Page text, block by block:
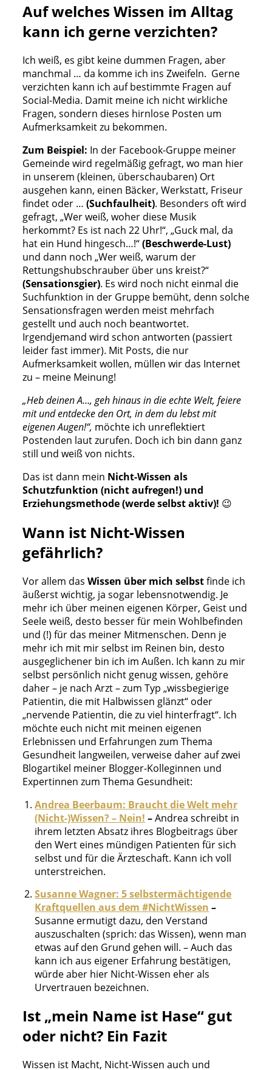
Auf welches Wissen im Alltag
kann ich gerne verzichten?
Ich weiß, es gibt keine dummen Fragen, aber
manchmal … da komme ich ins Zweifeln. Gerne
verzichten kann ich auf bestimmte Fragen auf
Social-Media. Damit meine ich nicht wirkliche
Fragen, sondern dieses hirnlose Posten um
Aufmerksamkeit zu bekommen.
Zum Beispiel: In der Facebook-Gruppe meiner
Gemeinde wird regelmäßig gefragt, wo man hier
in unserem (kleinen, überschaubaren) Ort
ausgehen kann, einen Bäcker, Werkstatt, Friseur
findet oder … (Suchfaulheit). Besonders oft wird
gefragt, „Wer weiß, woher diese Musik
herkommt? Es ist nach 22 Uhr!“, „Guck mal, da
hat ein Hund hingesch…!“(Beschwerde-Lust)
und dann noch „Wer weiß, warum der
Rettungshubschrauber über uns kreist?“
(Sensationsgier). Es wird noch nicht einmal die
Suchfunktion in der Gruppe bemüht, denn solche
Sensationsfragen werden meist mehrfach
gestellt und auch noch beantwortet.
Irgendjemand wird schon antworten (passiert
leider fast immer). Mit Posts, die nur
Aufmerksamkeit wollen, müllen wir das Internet
zu – meine Meinung!
„Heb deinen A…, geh hinaus in die echte Welt, feiere
mit und entdecke den Ort, in dem du lebst mit
eigenen Augen!“, möchte ich unreflektiert
Postenden laut zurufen. Doch ich bin dann ganz
still und weiß von nichts.
Das ist dann mein Nicht-Wissen als
Schutzfunktion (nicht aufregen!) und
Erziehungsmethode (werde selbst aktiv)! 😉
Wann ist Nicht-Wissen
gefährlich?
Vor allem das Wissen über mich selbstfinde ich
äußerst wichtig, ja sogar lebensnotwendig. Je
mehr ich über meinen eigenen Körper, Geist und
Seele weiß, desto besser für mein Wohlbefinden
und (!) für das meiner Mitmenschen. Denn je
mehr ich mit mir selbst im Reinen bin, desto
ausgeglichener bin ich im Außen. Ich kann zu mir
selbst persönlich nicht genug wissen, gehöre
daher – je nach Arzt – zum Typ „wissbegierige
Patientin, die mit Halbwissen glänzt“ oder
„nervende Patientin, die zu viel hinterfragt“. Ich
möchte euch nicht mit meinen eigenen
Erlebnissen und Erfahrungen zum Thema
Gesundheit langweilen, verweise daher auf zwei
Blogartikel meiner Blogger-Kolleginnen und
Expertinnen zum Thema Gesundheit:
Andrea Beerbaum: Braucht die Welt mehr
(Nicht-)Wissen? – Nein! –Andrea schreibt in
ihrem letzten Absatz ihres Blogbeitrags über
den Wert eines mündigen Patienten für sich
selbst und für die Ärzteschaft. Kann ich voll
unterstreichen.
Susanne Wagner: 5 selbstermächtigende
Kraftquellen aus dem #NichtWissen –
Susanne ermutigt dazu, den Verstand
auszuschalten (sprich: das Wissen), wenn man
etwas auf den Grund gehen will. – Auch das
kann ich aus eigener Erfahrung bestätigen,
würde aber hier Nicht-Wissen eher als
Urvertrauen bezeichnen.
Ist „mein Name ist Hase“ gut
oder nicht? Ein Fazit
Wissen ist Macht, Nicht-Wissen auch und